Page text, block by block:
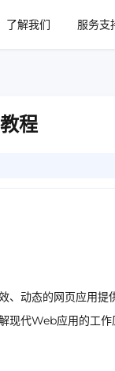
了解我们 服务支
程
动态的网页应用提
现代Web应用的工